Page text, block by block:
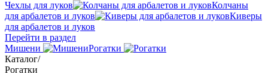
Чехлы для луков
Колчаны
для арбалетов и луков
Киверы
для арбалетов и луков
Перейти в раздел
Мишени
Рогатки
Каталог/
Рогатки